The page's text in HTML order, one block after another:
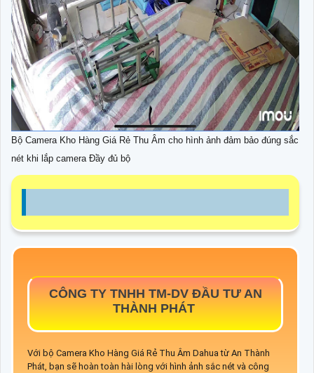
Bộ Camera Kho Hàng Giá Rẻ Thu Âm cho hình ảnh đảm bảo đúng sắc
nét khi lắp camera Đầy đủ bộ
CÔNG TY TNHH TM-DV ĐẦU TƯ AN
THÀNH PHÁT
Với bộ Camera Kho Hàng Giá Rẻ Thu Âm Dahua từ An Thành
Phát, bạn sẽ hoàn toàn hài lòng với hình ảnh sắc nét và công